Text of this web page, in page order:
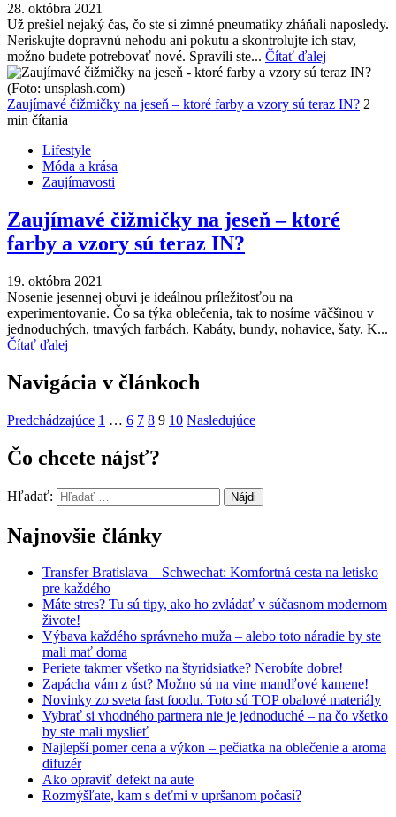
28. októbra 2021
Už prešiel nejaký čas, čo ste si zimné pneumatiky zháňali naposledy.
Neriskujte dopravnú nehodu ani pokutu a skontrolujte ich stav,
možno budete potrebovať nové. Spravili ste... Čítať ďalej
Zaujímavé čižmičky na jeseň – ktoré farby a vzory sú teraz IN? 2
min čítania
Lifestyle
Móda a krása
Zaujímavosti
Zaujímavé čižmičky na jeseň – ktoré
farby a vzory sú teraz IN?
19. októbra 2021
Nosenie jesennej obuvi je ideálnou príležitosťou na
experimentovanie. Čo sa týka oblečenia, tak to nosíme väčšinou v
jednoduchých, tmavých farbách. Kabáty, bundy, nohavice, šaty. K...
Čítať ďalej
Navigácia v článkoch
Predchádzajúce 1 … 6 7 8 9 10 Nasledujúce
Čo chcete nájsť?
Hľadať:
Najnovšie články
Transfer Bratislava – Schwechat: Komfortná cesta na letisko
pre každého
Máte stres? Tu sú tipy, ako ho zvládať v súčasnom modernom
živote!
Výbava každého správneho muža – alebo toto náradie by ste
mali mať doma
Periete takmer všetko na štyridsiatke? Nerobíte dobre!
Zapácha vám z úst? Možno sú na vine mandľové kamene!
Novinky zo sveta fast foodu. Toto sú TOP obalové materiály
Vybrať si vhodného partnera nie je jednoduché – na čo všetko
by ste mali myslieť
Najlepší pomer cena a výkon – pečiatka na oblečenie a aroma
difuzér
Ako opraviť defekt na aute
Rozmýšľate, kam s deťmi v upršanom počasí?